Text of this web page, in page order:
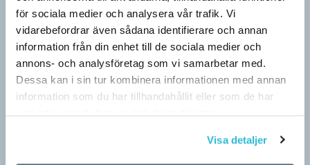
för sociala medier och analysera vår trafik. Vi
vidarebefordrar även sådana identifierare och annan
information från din enhet till de sociala medier och
annons- och analysföretag som vi samarbetar med.
Dessa kan i sin tur kombinera informationen med annan
information som du har tillhandahållit eller som de har
samlat in när du har använt deras tjänster.
Visa detaljer
Pressmeddelande: Hjovisst älskar vi
ordvitsar!